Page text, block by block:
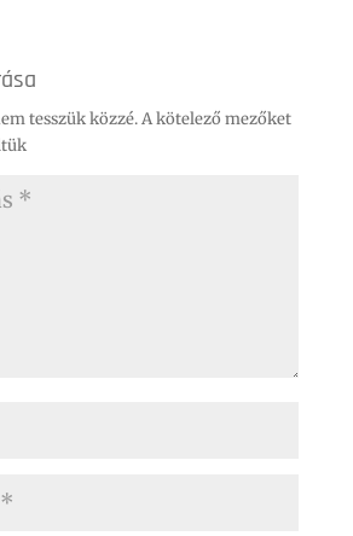
tesszük közzé.A kötelező mezőket